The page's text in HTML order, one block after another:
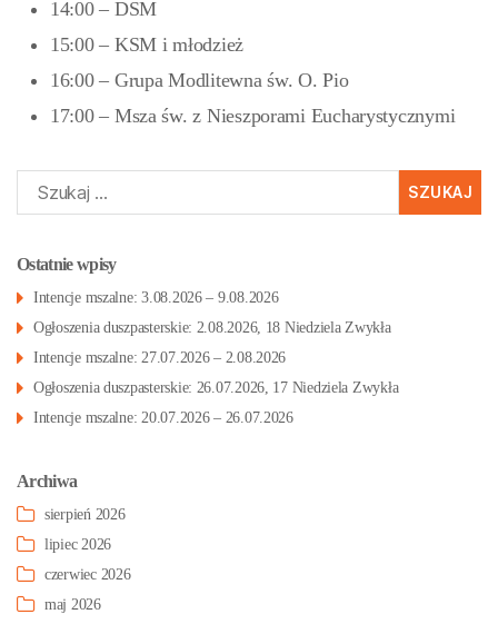
14:00 – DSM
15:00 – KSM i młodzież
16:00 – Grupa Modlitewna św. O. Pio
17:00 – Msza św. z Nieszporami Eucharystycznymi
Szukaj:
Ostatnie wpisy
Intencje mszalne: 3.08.2026 – 9.08.2026
Ogłoszenia duszpasterskie: 2.08.2026, 18 Niedziela Zwykła
Intencje mszalne: 27.07.2026 – 2.08.2026
Ogłoszenia duszpasterskie: 26.07.2026, 17 Niedziela Zwykła
Intencje mszalne: 20.07.2026 – 26.07.2026
Archiwa
sierpień 2026
lipiec 2026
czerwiec 2026
maj 2026